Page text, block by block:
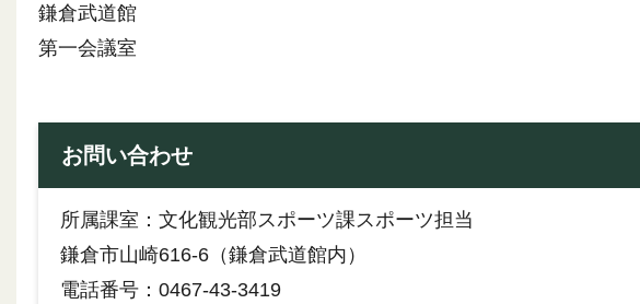
鎌倉武道館
第一会議室
お問い合わせ
所属課室：文化観光部スポーツ課スポーツ担当
鎌倉市山崎616-6（鎌倉武道館内）
電話番号：0467-43-3419